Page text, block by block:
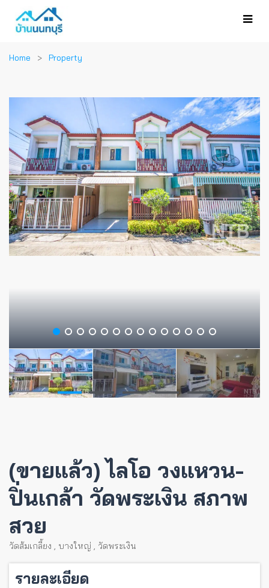
Home Property
(ขายแล้ว) ไลโอ วงแหวน-
ปิ่นเกล้า วัดพระเงิน สภาพ
สวย
วัดส้มเกลี้ยง , บางใหญ่ , วัดพระเงิน
รายละเอียด